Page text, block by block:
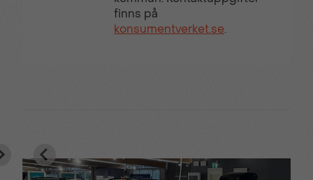
finns på
konsumentverket.se.